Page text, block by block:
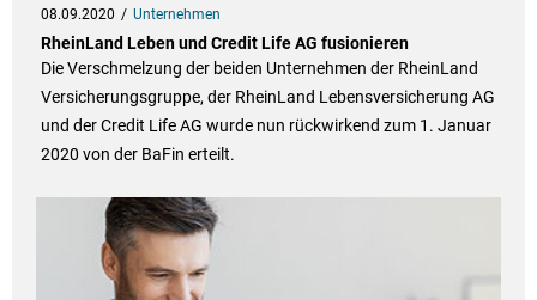
08.09.2020 Unternehmen
RheinLand Leben und Credit Life AG fusionieren
Die Verschmelzung der beiden Unternehmen der RheinLand
Versicherungsgruppe, der RheinLand Lebensversicherung AG
und der Credit Life AG wurde nun rückwirkend zum 1. Januar
2020 von der BaFin erteilt.